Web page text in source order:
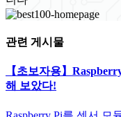
관련 게시물
【초보자용】
해 보았다!